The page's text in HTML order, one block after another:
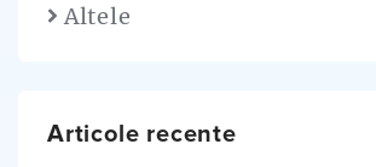
Altele
Articole recente